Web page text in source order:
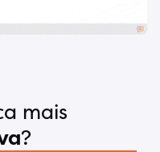
mais
?